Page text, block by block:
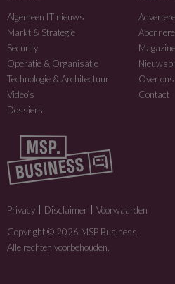
Algemeen IT nieuws
Markt & Strategie
Security
Operatie & Organisatie
Technologie & Architectuur
Video’s
Dossiers
Over ons
Contact
Privacy Disclaimer
Voorwaarden
Copyright © 2026 MSP Business.
Alle rechten voorbehouden.